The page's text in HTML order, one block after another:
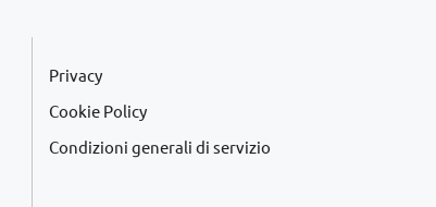
Privacy
Cookie Policy
Condizioni generali di servizio